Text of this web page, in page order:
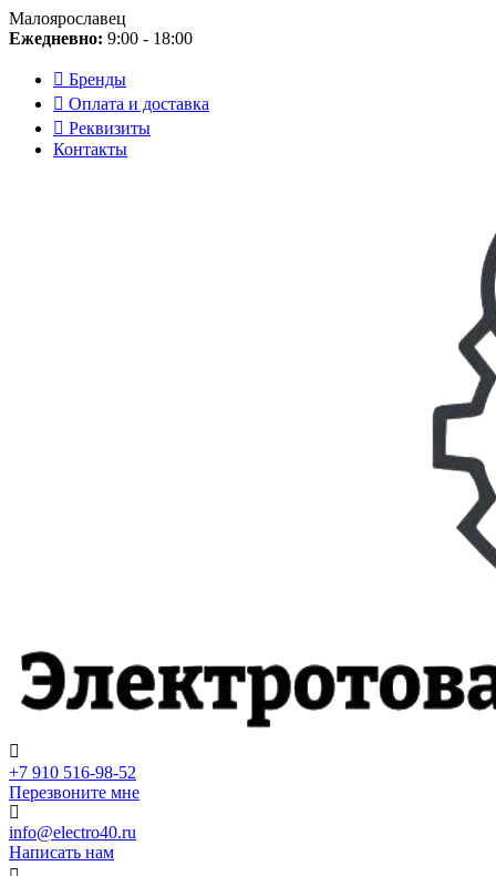
Малоярославец
Ежедневно: 9:00 - 18:00
Бренды
Оплата и доставка
Реквизиты
Контакты
+7 910 516-98-52
Перезвоните мне
info@electro40.ru
Написать нам